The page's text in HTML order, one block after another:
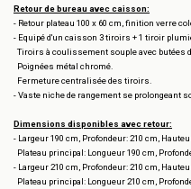
Retour de bureau avec caisson:
- Retour plateau 100 x 60 cm, finition verre
- Equipé d'un caisson 3 tiroirs + 1 tiroir
Tiroirs à coulissement souple avec butées
Poignées métal chromé.
Fermeture centralisée des tiroirs.
- Vaste niche de rangement se prolongeant
Dimensions disponibles avec retour:
- Largeur 190 cm, Profondeur: 210 cm,
Plateau principal: Longueur 190 cm,
- Largeur 210 cm, Profondeur: 210 cm,
Plateau principal: Longueur 210 cm,